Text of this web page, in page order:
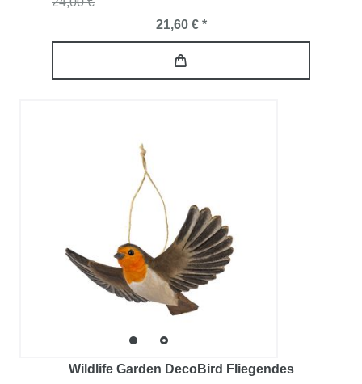
21,60 € *
Wildlife Garden DecoBird Fliegendes